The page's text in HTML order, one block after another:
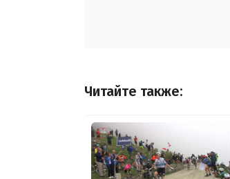
Читайте также: